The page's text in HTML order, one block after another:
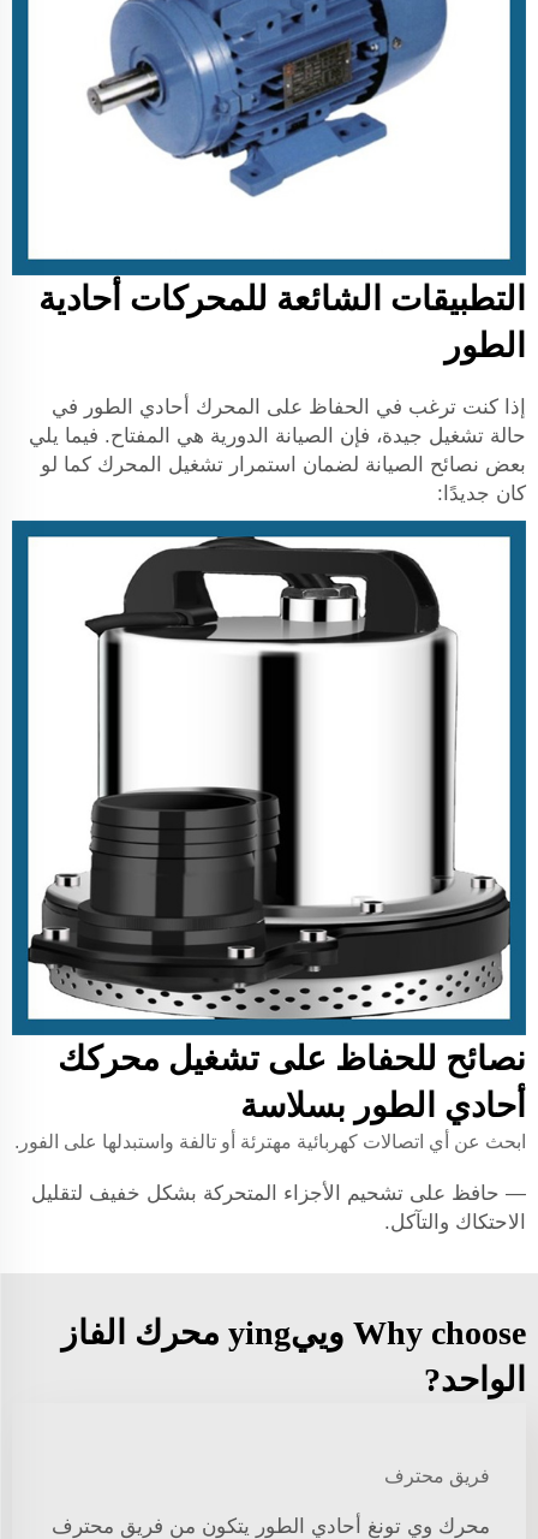
التطبيقات الشائعة للمحركات أحادية
الطور
إذا كنت ترغب في الحفاظ على المحرك أحادي الطور في
حالة تشغيل جيدة، فإن الصيانة الدورية هي المفتاح. فيما يلي
بعض نصائح الصيانة لضمان استمرار تشغيل المحرك كما لو
كان جديدًا:
نصائح للحفاظ على تشغيل محركك
أحادي الطور بسلاسة
ابحث عن أي اتصالات كهربائية مهترئة أو تالفة واستبدلها على الفور.
— حافظ على تشحيم الأجزاء المتحركة بشكل خفيف لتقليل
الاحتكاك والتآكل.
Why choose وييying محرك الفاز
الواحد?
فريق محترف
محرك وي تونغ أحادي الطور يتكون من فريق محترف